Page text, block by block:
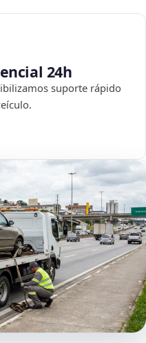
24h
suporte rápido